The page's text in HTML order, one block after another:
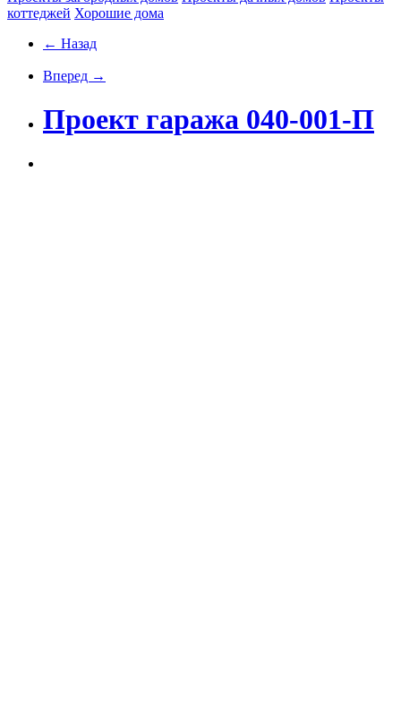
коттеджей Хорошие дома
← Назад
Вперед →
Проект гаража 040-001-П